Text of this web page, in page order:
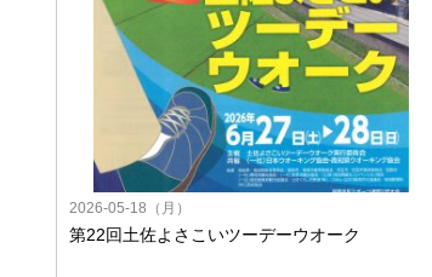
2026-05-18（月）
第22回土佐よさこいツーデーウオーク